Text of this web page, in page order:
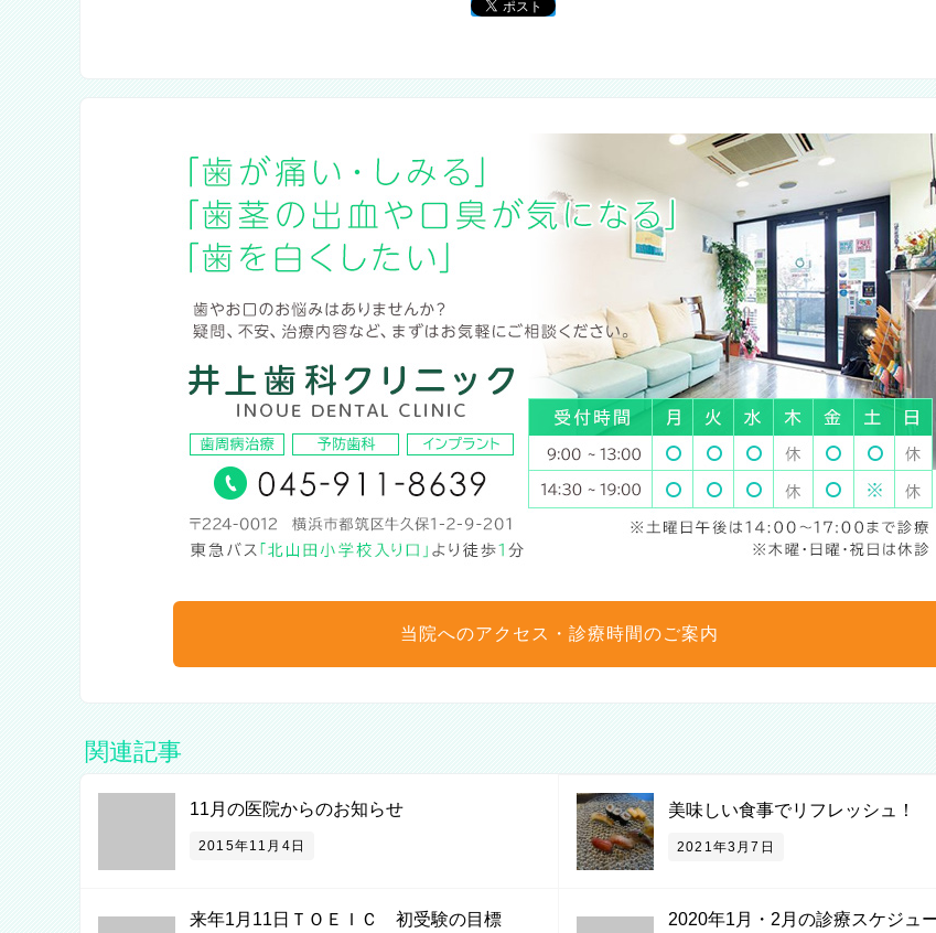
当院へのアクセス・診療時間のご案内
関連記事
11月の医院からのお知らせ
2015年11月4日
美味しい食事でリフレッシュ！
2021年3月7日
来年1月11日ＴＯＥＩＣ 初受験の目標
2020年1月・2月の診療スケジュ